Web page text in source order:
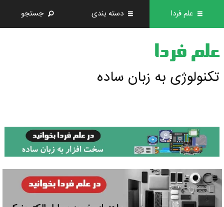
علم فردا دسته بندی جستجو
علم فردا
تکنولوژی به زبان ساده